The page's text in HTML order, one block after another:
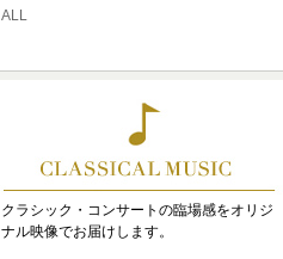
ALL
クラシック・コンサートの臨場感をオリジ
ナル映像でお届けします。